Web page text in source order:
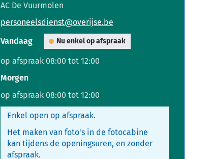
AC De Vuurmolen
E-
personeelsdienst@overijse.be
Vandaag
Nu enkel op afspraak
op afspraak 08:00 tot 12:00
Morgen
op afspraak 08:00 tot 12:00
Enkel open op afspraak.
Het maken van foto's in de fotocabine
kan tijdens de openingsuren, en zonder
afspraak.